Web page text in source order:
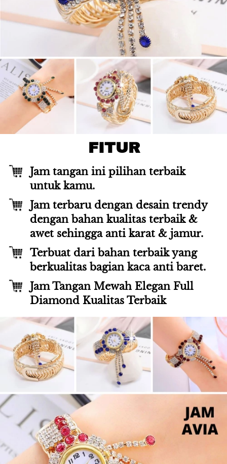
FITUR
Jam tangan ini pilihan terbaik
untuk kamu.
Jam terbaru dengan desain trendy
dengan bahan kualitas terbaik &
awet sehingga anti karat & jamur.
Terbuat dari bahan terbaik yang
berkualitas bagian kaca anti baret.
Jam Tangan Mewah Elegan Full
Diamond Kualitas Terbaik